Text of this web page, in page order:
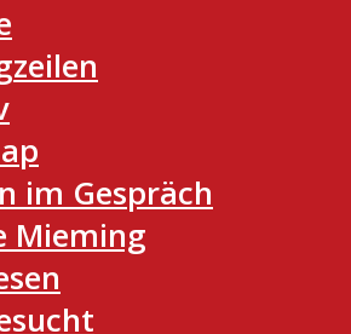
im Gespräch
Mieming